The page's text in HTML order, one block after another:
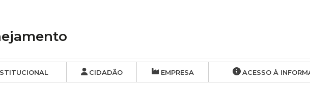
CIDADÃO EMPRESA ACESSO À